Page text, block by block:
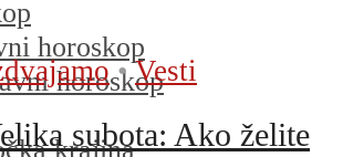
horoskop
horoskop
krajina
• Vesti
subota: Ako želite